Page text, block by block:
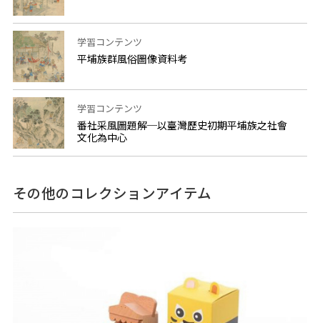
学習コンテンツ
平埔族群風俗圖像資料考
学習コンテンツ
番社采風圖題解─以臺灣歷史初期平埔族之社會
文化為中心
その他のコレクションアイテム